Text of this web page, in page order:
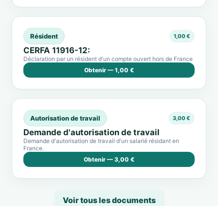
Résident 1,00 €
CERFA 11916-12:
Déclaration par un résident d'un compte ouvert hors de France
Obtenir — 1,00 €
Autorisation de travail 3,00 €
Demande d'autorisation de travail
Demande d'autorisation de travail d'un salarié résidant en
France.
Obtenir — 3,00 €
Voir tous les documents